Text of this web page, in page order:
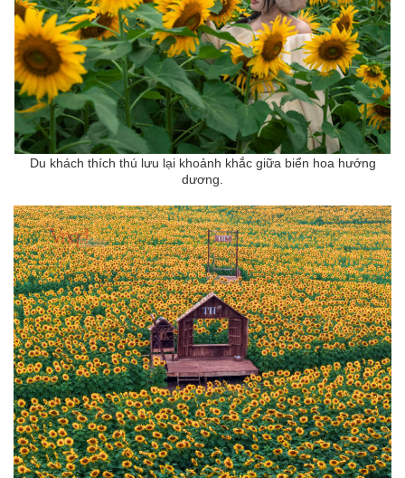
Du khách thích thú lưu lại khoảnh khắc giữa biển hoa hướng
dương.